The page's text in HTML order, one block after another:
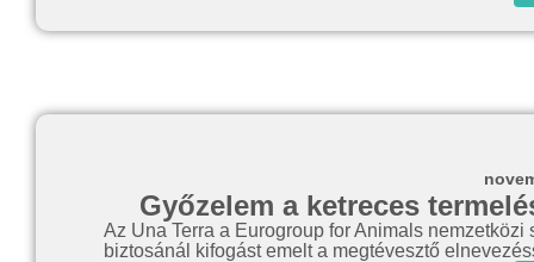
Győzelem a ketreces
Az Una Terra a Eurogroup for Animals
biztosánál kifogást emelt a megtévesztő